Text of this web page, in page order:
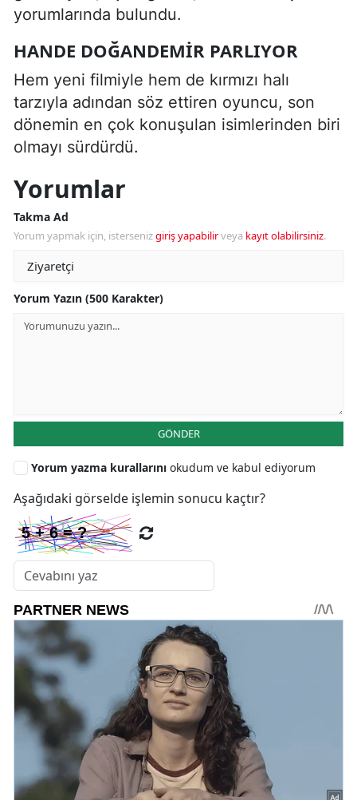
yorumlarında bulundu.
HANDE DOĞANDEMIR PARLIYOR
Hem yeni filmiyle hem de kırmızı halı
tarzıyla adından söz ettiren oyuncu, son
dönemin en çok konuşulan isimlerinden biri
olmayı sürdürdü.
Yorumlar
Takma Ad
Yorum yapmak için, istersenizgiriş yapabilirveya kayıt olabilirsiniz.
Yorum Yazın (500 Karakter)
GÖNDER
Yorum yazma kurallarını okudum ve kabul ediyorum
Aşağıdaki görselde işlemin sonucu kaçtır?